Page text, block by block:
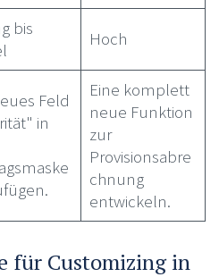
bis
Hoch
Feld
in
Eine komplett
neue Funktion
zur
Provisionsabre
chnung
entwickeln.
für Customizing in